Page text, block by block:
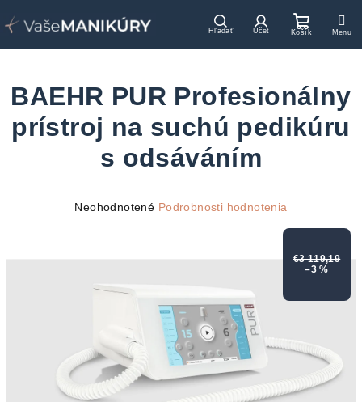
na
HľadaťPrihlásenie
košík
BAEHR PUR Profesionálny
prístroj na suchú pedikúru
s odsáváním
Priemerné
Neohodnotené Podrobnosti hodnotenia
€3 119,19
–3 %